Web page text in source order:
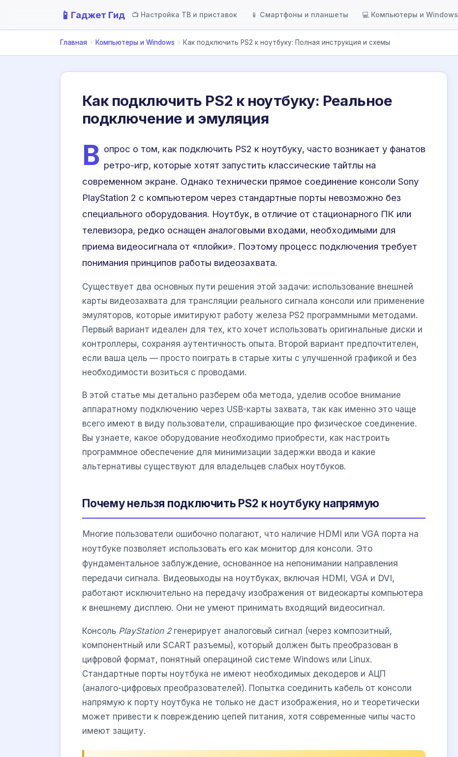
📱 Гаджет Гид 📺 Настройка ТВ и приставок 📱 Смартфоны и планшеты 💻 Компьютеры и Windows
Главная › Компьютеры и Windows › Как подключить PS2 к ноутбуку: Полная инструкция и схемы
Как подключить PS2 к ноутбуку: Реальное
подключение и эмуляция
В опрос о том, как подключить PS2 к ноутбуку, часто возникает у фанатов
ретро-игр, которые хотят запустить классические тайтлы на
современном экране. Однако технически прямое соединение консоли Sony
PlayStation 2 с компьютером через стандартные порты невозможно без
специального оборудования. Ноутбук, в отличие от стационарного ПК или
телевизора, редко оснащен аналоговыми входами, необходимыми для
приема видеосигнала от «плойки». Поэтому процесс подключения требует
понимания принципов работы видеозахвата.
Существует два основных пути решения этой задачи: использование внешней
карты видеозахвата для трансляции реального сигнала консоли или применение
эмуляторов, которые имитируют работу железа PS2 программными методами.
Первый вариант идеален для тех, кто хочет использовать оригинальные диски и
контроллеры, сохраняя аутентичность опыта. Второй вариант предпочтителен,
если ваша цель — просто поиграть в старые хиты с улучшенной графикой и без
необходимости возиться с проводами.
В этой статье мы детально разберем оба метода, уделив особое внимание
аппаратному подключению через USB-карты захвата, так как именно это чаще
всего имеют в виду пользователи, спрашивающие про физическое соединение.
Вы узнаете, какое оборудование необходимо приобрести, как настроить
программное обеспечение для минимизации задержки ввода и какие
альтернативы существуют для владельцев слабых ноутбуков.
Почему нельзя подключить PS2 к ноутбуку напрямую
Многие пользователи ошибочно полагают, что наличие HDMI или VGA порта на
ноутбуке позволяет использовать его как монитор для консоли. Это
фундаментальное заблуждение, основанное на непонимании направления
передачи сигнала. Видеовыходы на ноутбуках, включая HDMI, VGA и DVI,
работают исключительно на передачу изображения от видеокарты компьютера
к внешнему дисплею. Они не умеют принимать входящий видеосигнал.
Консоль PlayStation 2генерирует аналоговый сигнал (через композитный,
компонентный или SCART разъемы), который должен быть преобразован в
цифровой формат, понятный операциной системе Windows или Linux.
Стандартные порты ноутбука не имеют необходимых декодеров и АЦП
(аналого-цифровых преобразователей). Попытка соединить кабель от консоли
напрямую к порту ноутбука не только не даст изображения, но и теоретически
может привести к повреждению цепей питания, хотя современные чипы часто
имеют защиту.